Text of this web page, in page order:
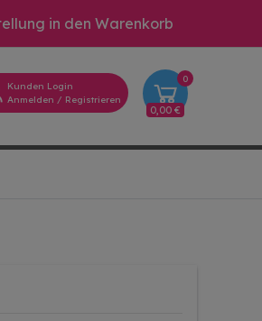
in den Warenkorb
Kunden Login
Anmelden / Registrieren
0
0,00 €